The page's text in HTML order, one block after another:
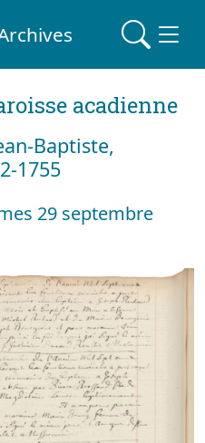
acadienne
Baptiste,
1755
29 septembre